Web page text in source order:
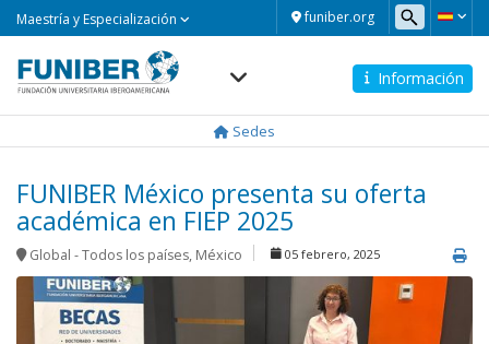
funiber.org
Maestría y Especialización
Información
Sedes
FUNIBER México presenta su oferta
académica en FIEP 2025
Global - Todos los países, México 05 febrero, 2025